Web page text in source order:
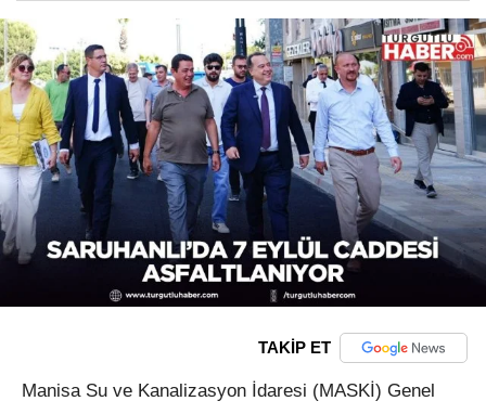
TAKİP ET
Manisa Su ve Kanalizasyon İdaresi (MASKİ) Genel